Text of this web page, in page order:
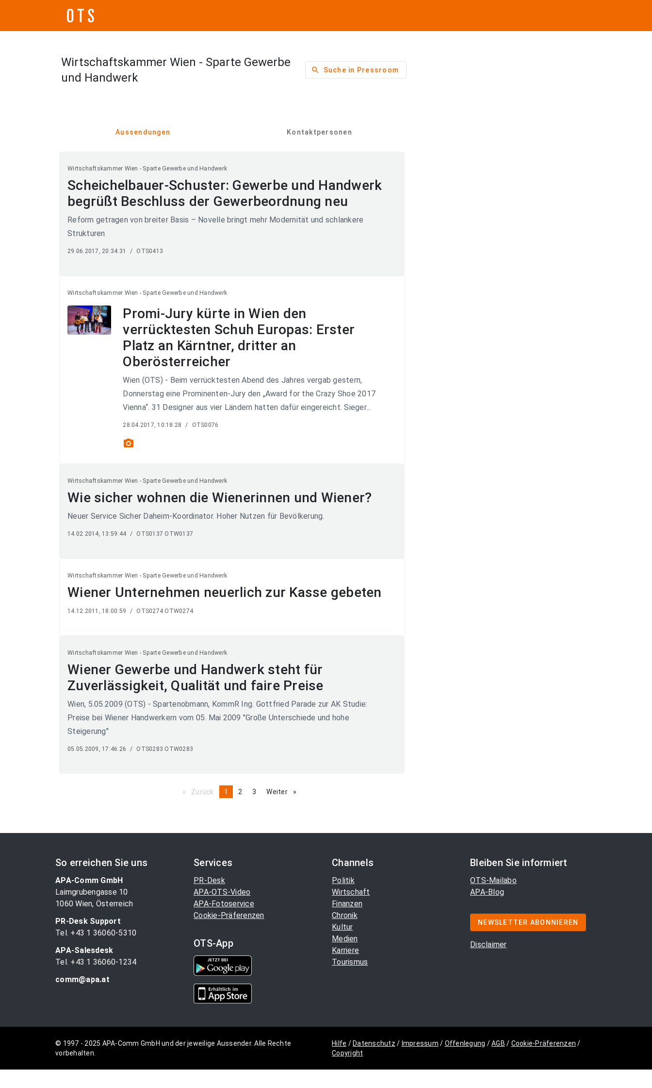
Wirtschaftskammer Wien - Sparte Gewerbe
und Handwerk
search Suche in Pressroom
Aussendungen Kontaktpersonen
Wirtschaftskammer Wien - Sparte Gewerbe und Handwerk
Scheichelbauer-Schuster: Gewerbe und Handwerk
begrüßt Beschluss der Gewerbeordnung neu
Reform getragen von breiter Basis – Novelle bringt mehr Modernität und schlankere
Strukturen
29.06.2017, 20:34:31 / OTS0413
Wirtschaftskammer Wien - Sparte Gewerbe und Handwerk
Promi-Jury kürte in Wien den
verrücktesten Schuh Europas: Erster
Platz an Kärntner, dritter an
Oberösterreicher
Wien (OTS) - Beim verrücktesten Abend des Jahres vergab gestern,
Donnerstag eine Prominenten-Jury den „Award for the Crazy Shoe 2017
Vienna“. 31 Designer aus vier Ländern hatten dafür eingereicht. Sieger...
28.04.2017, 10:18:28 / OTS0076
photo_camera
Wirtschaftskammer Wien - Sparte Gewerbe und Handwerk
Wie sicher wohnen die Wienerinnen und Wiener?
Neuer Service Sicher Daheim-Koordinator. Hoher Nutzen für Bevölkerung.
14.02.2014, 13:59:44 / OTS0137 OTW0137
Wirtschaftskammer Wien - Sparte Gewerbe und Handwerk
Wiener Unternehmen neuerlich zur Kasse gebeten
14.12.2011, 18:00:59 / OTS0274 OTW0274
Wirtschaftskammer Wien - Sparte Gewerbe und Handwerk
Wiener Gewerbe und Handwerk steht für
Zuverlässigkeit, Qualität und faire Preise
Wien, 5.05.2009 (OTS) - Spartenobmann, KommR Ing. Gottfried Parade zur AK Studie:
Preise bei Wiener Handwerkern vom 05. Mai 2009 "Große Unterschiede und hohe
Steigerung"
05.05.2009, 17:46:26 / OTS0283 OTW0283
Zurück pageYou're
1 page
2 page
3 Weiter page
So erreichen Sie uns
APA-Comm GmbH
Laimgrubengasse 10
1060 Wien, Österreich
PR-Desk Support
Tel. +43 1 36060-5310
APA-Salesdesk
Tel. +43 1 36060-1234
comm@apa.at
Services
PR-Desk
APA-OTS-Video
APA-Fotoservice
Cookie-Präferenzen
OTS-App
Channels
Politik
Wirtschaft
Finanzen
Chronik
Kultur
Medien
Karriere
Tourismus
Bleiben Sie informiert
OTS-Mailabo
APA-Blog
NEWSLETTER ABONNIEREN
Disclaimer
© 1997 - 2025 APA-Comm GmbH und der jeweilige Aussender. Alle Rechte
vorbehalten.
Hilfe / Datenschutz / Impressum / Offenlegung /AGB / Cookie-Präferenzen /
Copyright